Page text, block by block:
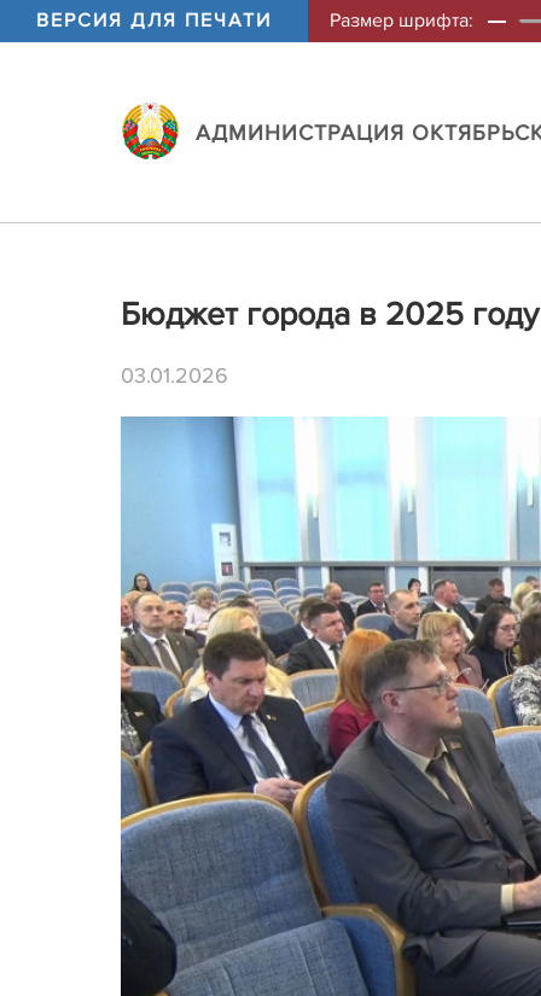
ВЕРСИЯ ДЛЯ ПЕЧАТИ Размер шрифта:
АДМИНИСТРАЦИЯ
Бюджет города в 2025
03.01.2026